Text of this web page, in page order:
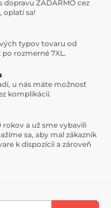
dopravu ZADARMO cez
oplatí sa!
typov tovaru od
rozmerné 7XL.
u nás máte možnosť
komplikácií.
rokov a už sme vybavili
sa, aby mal zákazník
k dispozícii a zároveň